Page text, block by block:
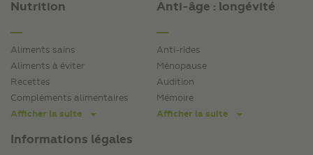
Nutrition
Aliments sains
Aliments à éviter
Recettes
Compléments alimentaires
Afficher la suite
Informations légales
Anti-âge : longévité
Anti-rides
Ménopause
Audition
Mémoire
Afficher la suite